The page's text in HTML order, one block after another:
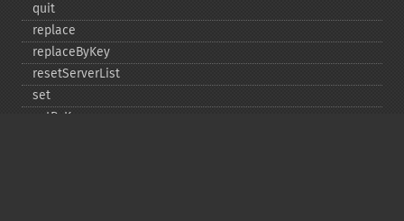
quit
replace
replaceByKey
resetServerList
set
setByKey